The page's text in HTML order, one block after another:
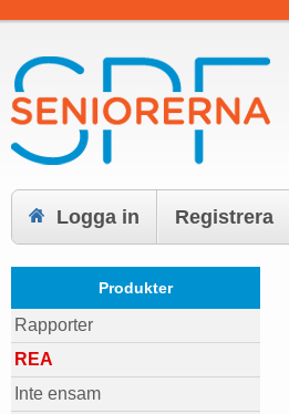
Logga in Registrera
Produkter
Rapporter
REA
Inte ensam